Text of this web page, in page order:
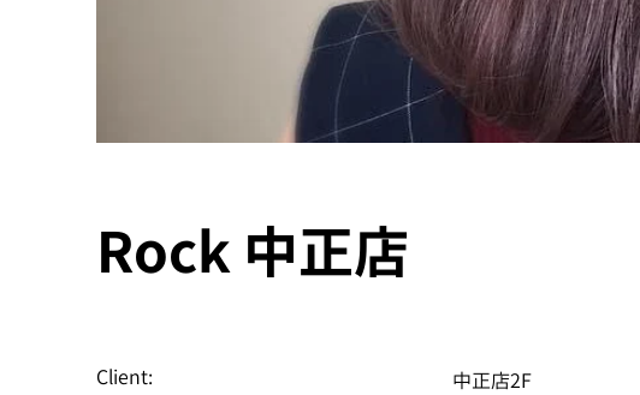
Rock 中正店
Client: 中正店2F